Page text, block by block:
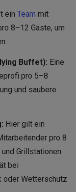
ein Team mit
8–12 Gäste, um
Buffet): Eine
pro 5–8
und saubere
Hier gilt ein
pro 8
Grillstationen
bei
oder Wetterschutz